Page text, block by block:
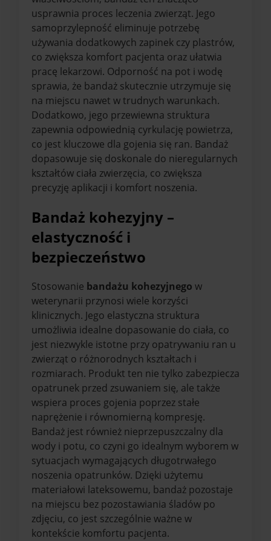
usprawnia proces leczenia zwierząt. Jego
samoprzylepność eliminuje potrzebę
używania dodatkowych zapinek czy plastrów,
co zwiększa komfort pacjenta oraz ułatwia
pracę lekarzowi. Odporność na pot i wodę
sprawia, że bandaż skutecznie utrzymuje się
na miejscu nawet w trudnych warunkach.
Dodatkowo, jego przewiewna struktura
zapewnia odpowiednią cyrkulację powietrza,
co jest kluczowe dla gojenia się ran. Bandaż
dopasowuje się doskonale do nieregularnych
kształtów ciała zwierzęcia, co zwiększa
precyzję aplikacji i komfort noszenia.
Bandaż kohezyjny –
elastyczność i
bezpieczeństwo
Stosowanie bandażu kohezyjnego w
weterynarii przynosi wiele korzyści
klinicznych. Jego elastyczna struktura
umożliwia idealne dopasowanie do ciała, co
jest niezwykle istotne przy opatrywaniu ran u
zwierząt o różnorodnych kształtach i
rozmiarach. Produkt ten nie tylko zabezpiecza
opatrunek przed zsuwaniem się, ale także
wspiera proces gojenia poprzez stałe
naprężenie i równomierną kompresję.
Bandaż jest również nieprzepuszczalny dla
wody i potu, co czyni go idealnym wyborem w
sytuacjach wymagających długotrwałego
noszenia opatrunków. Dzięki użytemu
materiałowi lateksowemu, bandaż pozostaje
na miejscu bez pozostawiania śladów po
zdjęciu, co jest szczególnie ważne w
kontekście komfortu pacjenta.